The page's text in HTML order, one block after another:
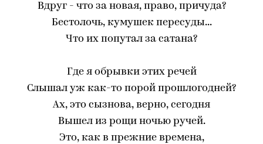
Вдруг - что за новая, право, причуда?
Бестолочь, кумушек пересуды...
Что их попутал за сатана?
Где я обрывки этих речей
Слышал уж как-то порой прошлогодней?
Ах, это сызнова, верно, сегодня
Вышел из рощи ночью ручей.
Это, как в прежние времена,